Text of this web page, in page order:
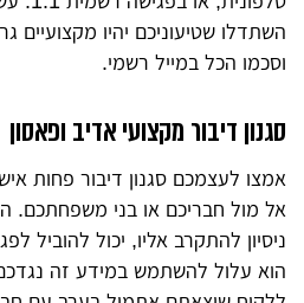
השתדלו שטיעוניכם יהיו מקצועיים
וסכמו הכל במייל רשמי.
סגנון דיבור מקצועי אדיב ופאסון
אמצו לעצמכם סגנון דיבור פחות
אל מול חבריכם או בני משפחתכם.
ניסיון להתקרב אליו, יכול להוביל
הוא עלול להשתמש במידע זה